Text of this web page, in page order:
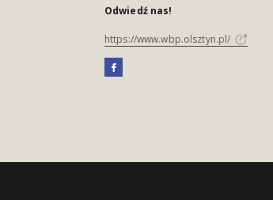
Odwiedź nas!
https://www.wbp.olsztyn.pl/